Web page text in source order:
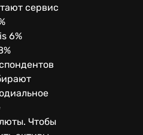
сервис
6%
Чтобы